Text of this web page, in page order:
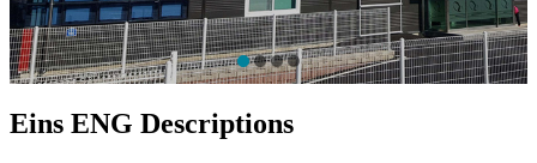
Eins ENG Descriptions